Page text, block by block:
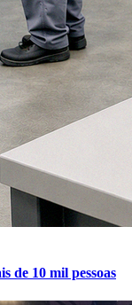
de 10 mil pessoas